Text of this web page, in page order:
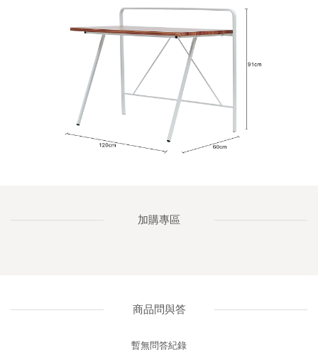
加購專區
商品問與答
暫無問答紀錄